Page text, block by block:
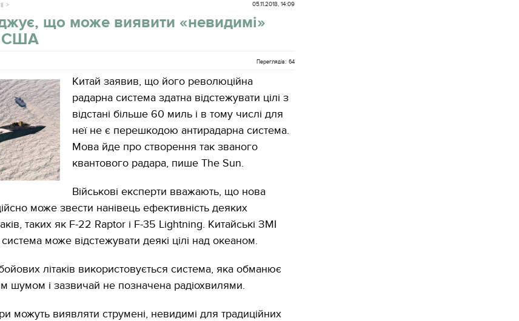
05.11.2018, 14:09
що може виявити «невидимі»
США
Переглядів: 64
Китай заявив, що його революційна
радарна система здатна відстежувати цілі з
відстані більше 60 миль і в тому числі для
неї не є перешкодою антирадарна система.
Мова йде про створення так званого
квантового радара, пише The Sun.
Військові експерти вважають, що нова
може звести нанівець ефективність деяких
таких як F-22 Raptor і F-35 Lightning. Китайські ЗМІ
може відстежувати деякі цілі над океаном.
літаків використовується система, яка обманює
шумом і зазвичай не позначена радіохвилями.
можуть виявляти струмені, невидимі для традиційних